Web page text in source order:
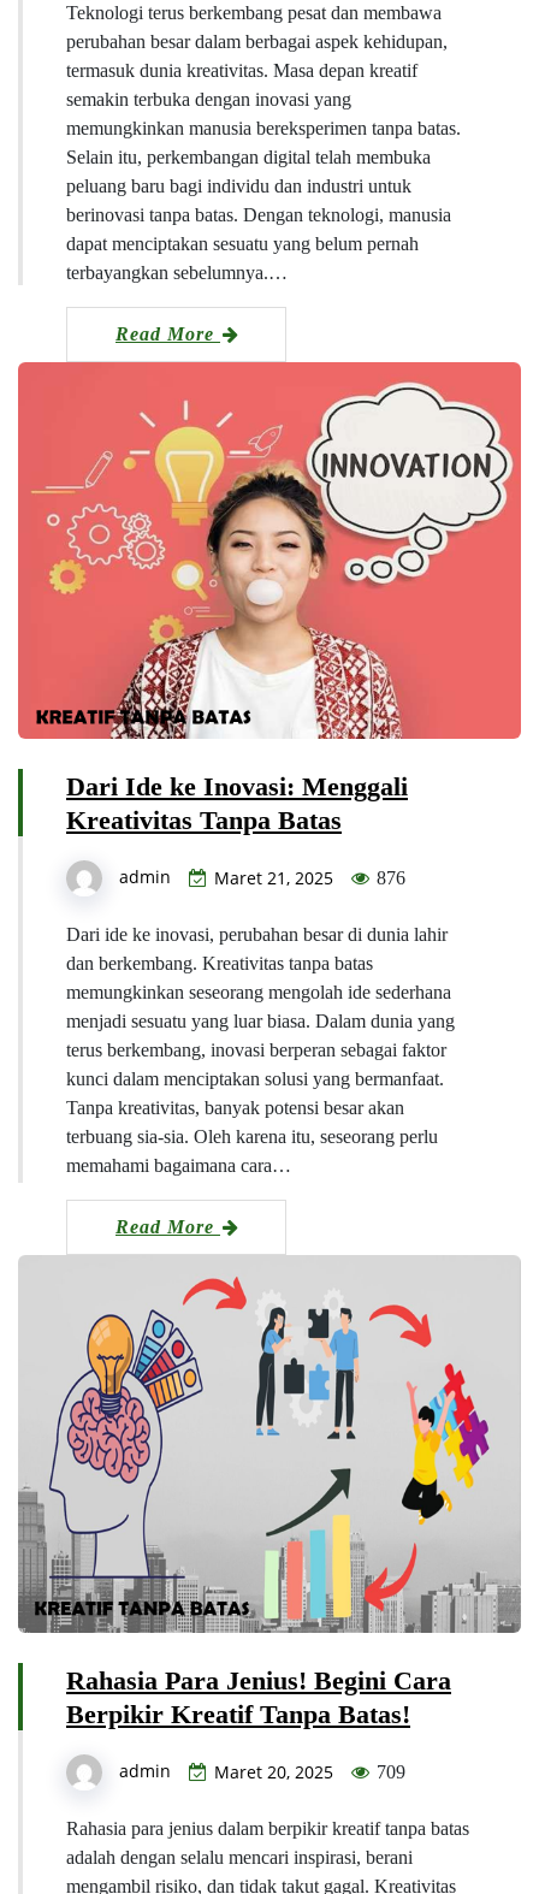
Teknologi terus berkembang pesat dan membawa
perubahan besar dalam berbagai aspek kehidupan,
termasuk dunia kreativitas. Masa depan kreatif
semakin terbuka dengan inovasi yang
memungkinkan manusia bereksperimen tanpa batas.
Selain itu, perkembangan digital telah membuka
peluang baru bagi individu dan industri untuk
berinovasi tanpa batas. Dengan teknologi, manusia
dapat menciptakan sesuatu yang belum pernah
terbayangkan sebelumnya.…
Read More
Dari Ide ke Inovasi: Menggali
Kreativitas Tanpa Batas
admin Maret 21, 2025 876
Dari ide ke inovasi, perubahan besar di dunia lahir
dan berkembang. Kreativitas tanpa batas
memungkinkan seseorang mengolah ide sederhana
menjadi sesuatu yang luar biasa. Dalam dunia yang
terus berkembang, inovasi berperan sebagai faktor
kunci dalam menciptakan solusi yang bermanfaat.
Tanpa kreativitas, banyak potensi besar akan
terbuang sia-sia. Oleh karena itu, seseorang perlu
memahami bagaimana cara…
Read More
Rahasia Para Jenius! Begini Cara
Berpikir Kreatif Tanpa Batas!
admin Maret 20, 2025 709
Rahasia para jenius dalam berpikir kreatif tanpa batas
adalah dengan selalu mencari inspirasi, berani
mengambil risiko, dan tidak takut gagal. Kreativitas